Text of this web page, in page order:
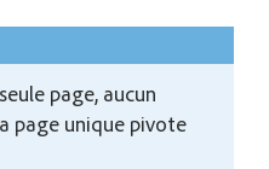
page, aucun
page unique pivote